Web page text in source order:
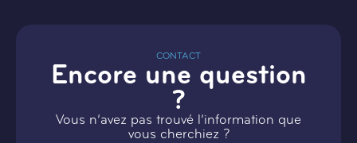
CONTACT
Encore une question
?
Vous n’avez pas trouvé l’information que
vous cherchiez ?